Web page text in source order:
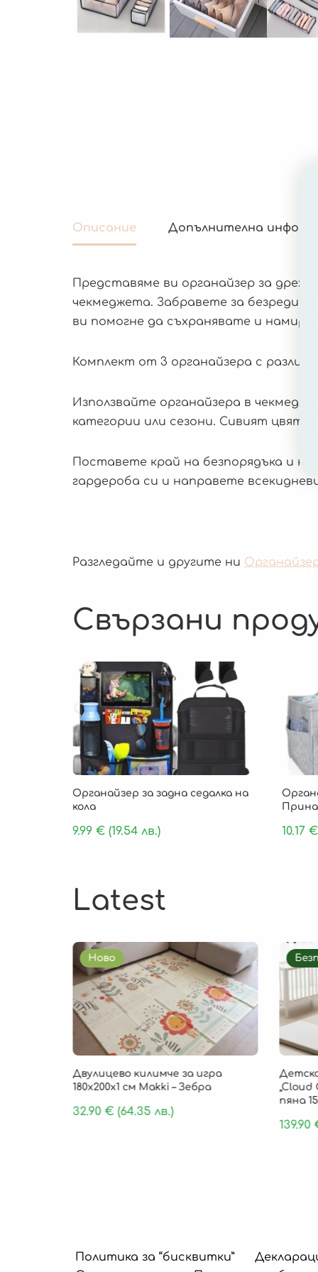
Описание Допълнителна
Представяме ви органайзер за
чекмеджета. Забравете за
ви помогне да съхранявате и
Комплект от 3 органайзера с
Използвайте органайзера в
категории или сезони. Сивият цвят
Поставете край на безпорядъка и
гардероба си и направете
Разгледайте и другите ни
Свързани
Органайзер за задна седалка на
кола
9.99 € (19.54 лв.) 10.17 €
Latest
Ново
Двулицево килимче за игра
180х200х1 см Makki – Зебра
32.90 €(64.35 лв.)
„Cloud
пяна
139.90
Политика за “бисквитки”